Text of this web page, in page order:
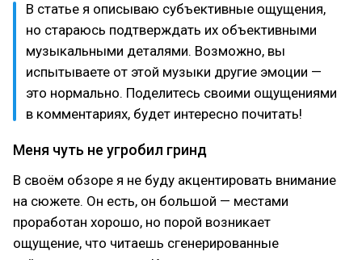
В статье я описываю субъективные ощущения,
но стараюсь подтверждать их объективными
музыкальными деталями. Возможно, вы
испытываете от этой музыки другие эмоции —
это нормально. Поделитесь своими ощущениями
в комментариях, будет интересно почитать!
Меня чуть не угробил гринд
В своём обзоре я не буду акцентировать внимание
на сюжете. Он есть, он большой — местами
проработан хорошо, но порой возникает
ощущение, что читаешь сгенерированные